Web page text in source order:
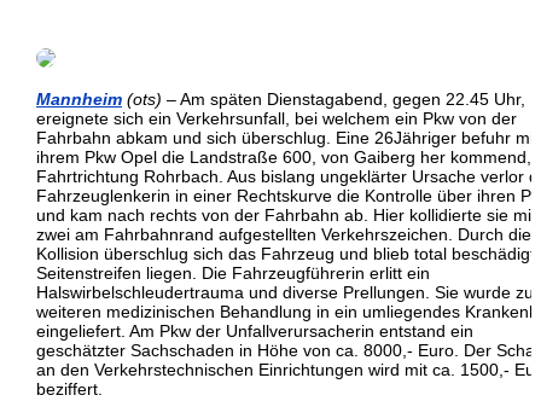
Mannheim (ots) – Am späten Dienstagabend, gegen 22.45 Uhr,
ereignete sich ein Verkehrsunfall, bei welchem ein Pkw von der
Fahrbahn abkam und sich überschlug. Eine 26Jähriger befuhr mit
ihrem Pkw Opel die Landstraße 600, von Gaiberg her kommend,
Fahrtrichtung Rohrbach. Aus bislang ungeklärter Ursache verlor
Fahrzeuglenkerin in einer Rechtskurve die Kontrolle über ihren
und kam nach rechts von der Fahrbahn ab. Hier kollidierte sie mit
zwei am Fahrbahnrand aufgestellten Verkehrszeichen. Durch die
Kollision überschlug sich das Fahrzeug und blieb total beschädigt
Seitenstreifen liegen. Die Fahrzeugführerin erlitt ein
Halswirbelschleudertrauma und diverse Prellungen. Sie wurde zu
weiteren medizinischen Behandlung in ein umliegendes
eingeliefert. Am Pkw der Unfallverursacherin entstand ein
geschätzter Sachschaden in Höhe von ca. 8000,- Euro. Der
an den Verkehrstechnischen Einrichtungen wird mit ca. 1500,-
beziffert.